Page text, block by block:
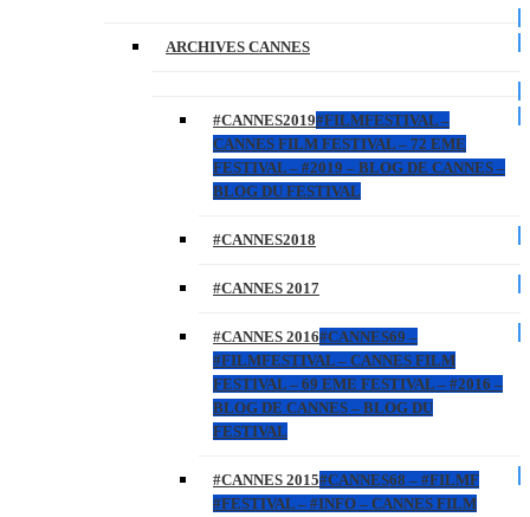
ARCHIVES CANNES
#CANNES2019#FILMFESTIVAL –
CANNES FILM FESTIVAL – 72 EME
FESTIVAL – #2019 – BLOG DE CANNES –
BLOG DU FESTIVAL
#CANNES2018
#CANNES 2017
#CANNES 2016#CANNES69 –
#FILMFESTIVAL – CANNES FILM
FESTIVAL – 69 EME FESTIVAL – #2016 –
BLOG DE CANNES – BLOG DU
FESTIVAL
#CANNES 2015#CANNES68 – #FILMF
#FESTIVAL – #INFO – CANNES FILM